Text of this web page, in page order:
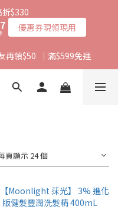
$330
7
6
5
4
3
優惠券現領現用
再領$50  ｜滿$599免運
頁顯示 24 個